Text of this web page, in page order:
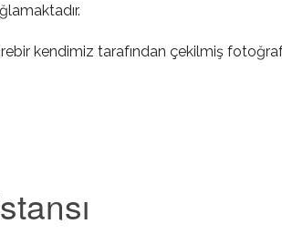
kendimiz tarafından çekilmiş